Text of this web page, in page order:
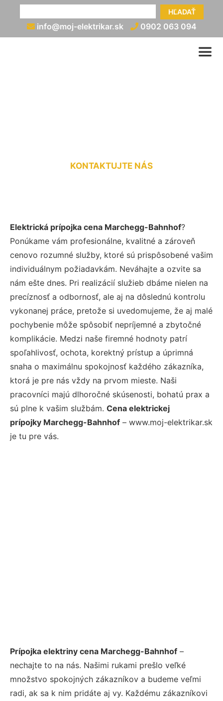
HĽADAŤ
info@moj-elektrikar.sk 0902 063 094
KONTAKTUJTE NÁS
Elektrická prípojka cena Marchegg-Bahnhof?
Ponúkame vám profesionálne, kvalitné a zároveň
cenovo rozumné služby, ktoré sú prispôsobené vašim
individuálnym požiadavkám. Neváhajte a ozvite sa
nám ešte dnes. Pri realizácií služieb dbáme nielen na
precíznosť a odbornosť, ale aj na dôslednú kontrolu
vykonanej práce, pretože si uvedomujeme, že aj malé
pochybenie môže spôsobiť nepríjemné a zbytočné
komplikácie. Medzi naše firemné hodnoty patrí
spoľahlivosť, ochota, korektný prístup a úprimná
snaha o maximálnu spokojnosť každého zákazníka,
ktorá je pre nás vždy na prvom mieste. Naši
pracovníci majú dlhoročné skúsenosti, bohatú prax a
sú plne k vašim službám. Cena elektrickej
prípojky Marchegg-Bahnhof – www.moj-elektrikar.sk
je tu pre vás.
Prípojka elektriny cena Marchegg-Bahnhof –
nechajte to na nás. Našimi rukami prešlo veľké
množstvo spokojných zákazníkov a budeme veľmi
radi, ak sa k nim pridáte aj vy. Každému zákazníkovi